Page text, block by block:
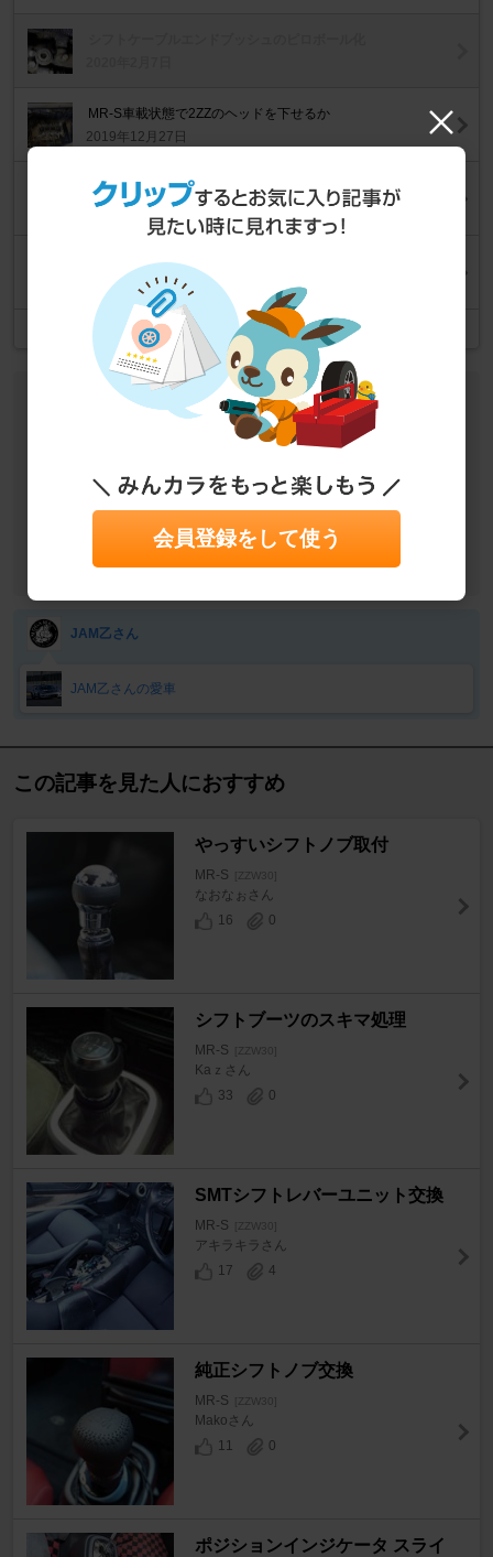
MR-S車載状態で2ZZのヘッドを下せるか
2019年12月27日
前置きから横置きへ
2019年3月8日
リアハブベアリングの交換
2019年2月5日
記事一覧
内装 シフト・スイッチ
取付・交換
DIY
関連情報URL
https://www.monotaro.com/p/1030/0647
JAM乙さん
JAM乙さんの愛車
この記事を見た人におすすめ
やっすいシフトノブ取付
MR-S [ZZW30]
なおなぉさん
16
0
シフトブーツのスキマ処理
MR-S [ZZW30]
Kaｚさん
33
0
SMTシフトレバーユニット交換
MR-S [ZZW30]
アキラキラさん
17
4
純正シフトノブ交換
MR-S [ZZW30]
Makoさん
11
0
ポジションインジケータ スライ
会員登録をして使う